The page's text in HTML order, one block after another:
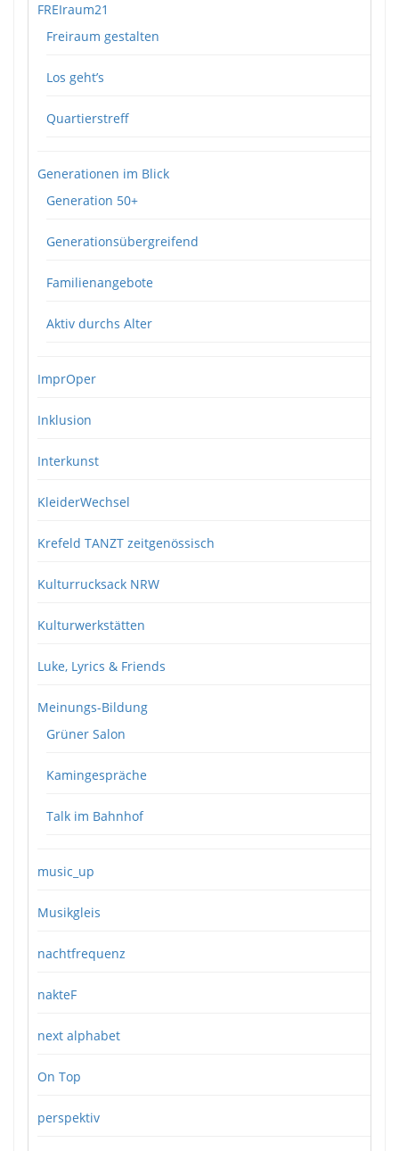
FREIraum21
Freiraum gestalten
Los geht’s
Quartierstreff
Generationen im Blick
Generation 50+
Generationsübergreifend
Familienangebote
Aktiv durchs Alter
ImprOper
Inklusion
Interkunst
KleiderWechsel
Krefeld TANZT zeitgenössisch
Kulturrucksack NRW
Kulturwerkstätten
Luke, Lyrics & Friends
Meinungs-Bildung
Grüner Salon
Kamingespräche
Talk im Bahnhof
music_up
Musikgleis
nachtfrequenz
nakteF
next alphabet
On Top
perspektiv